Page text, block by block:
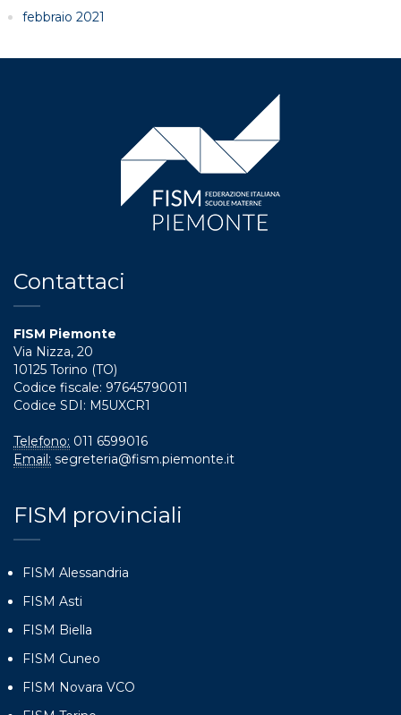
febbraio 2021
Contattaci
FISM Piemonte
Via Nizza, 20
10125 Torino (TO)
Codice fiscale: 97645790011
Codice SDI: M5UXCR1
Telefono: 011 6599016
Email: segreteria@fism.piemonte.it
FISM provinciali
FISM Alessandria
FISM Asti
FISM Biella
FISM Cuneo
FISM Novara VCO